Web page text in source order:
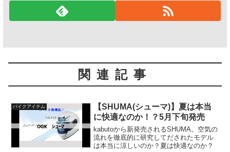
関連記事
バイクアイテム
【SHUMA(シューマ)】夏は本当
に快適なのか！？5月下旬発売
kabutoから新発売されるSHUMA。空気の
流れを徹底的に研究してだされたモデル
は本当に涼しいのか？夏は快適なのか？